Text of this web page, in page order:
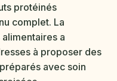
protéinés
complet. La
a
à proposer des
avec soin